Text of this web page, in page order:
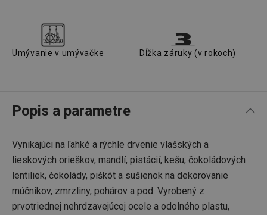
Umývanie v umývačke Dĺžka záruky (v rokoch)
Popis a parametre
Vynikajúci na ľahké a rýchle drvenie vlašských a
lieskových orieškov, mandlí, pistácií, kešu, čokoládových
lentiliek, čokolády, piškót a sušienok na dekorovanie
múčnikov, zmrzliny, pohárov a pod. Vyrobený z
prvotriednej nehrdzavejúcej ocele a odolného plastu,